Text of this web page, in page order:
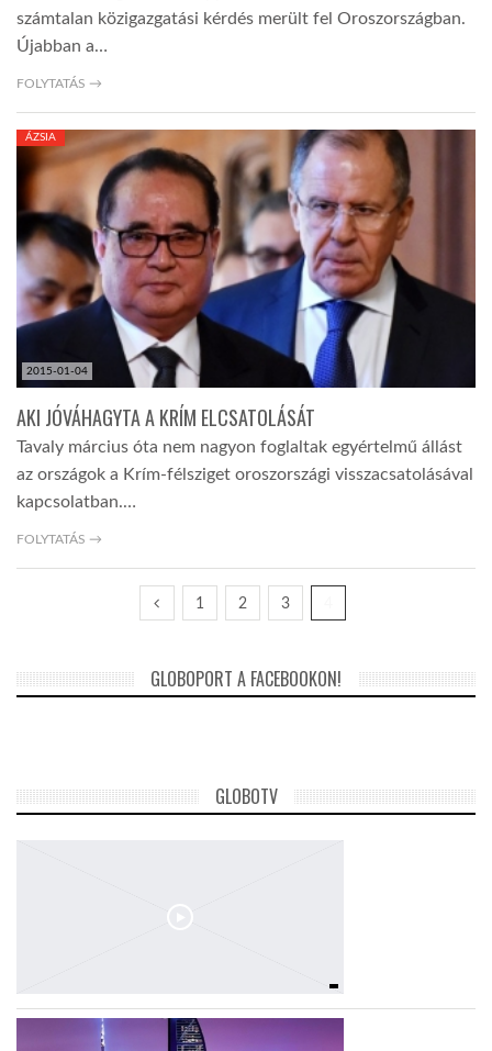
számtalan közigazgatási kérdés merült fel Oroszországban.
Újabban a…
FOLYTATÁS →
2015-01-04
ÁZSIA
AKI JÓVÁHAGYTA A KRÍM ELCSATOLÁSÁT
Tavaly március óta nem nagyon foglaltak egyértelmű állást
az országok a Krím-félsziget oroszországi visszacsatolásával
kapcsolatban.…
FOLYTATÁS →
1 2 3
GLOBOPORT A FACEBOOKON!
GLOBOTV